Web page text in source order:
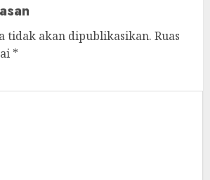
tidak akan dipublikasikan. Ruas
*